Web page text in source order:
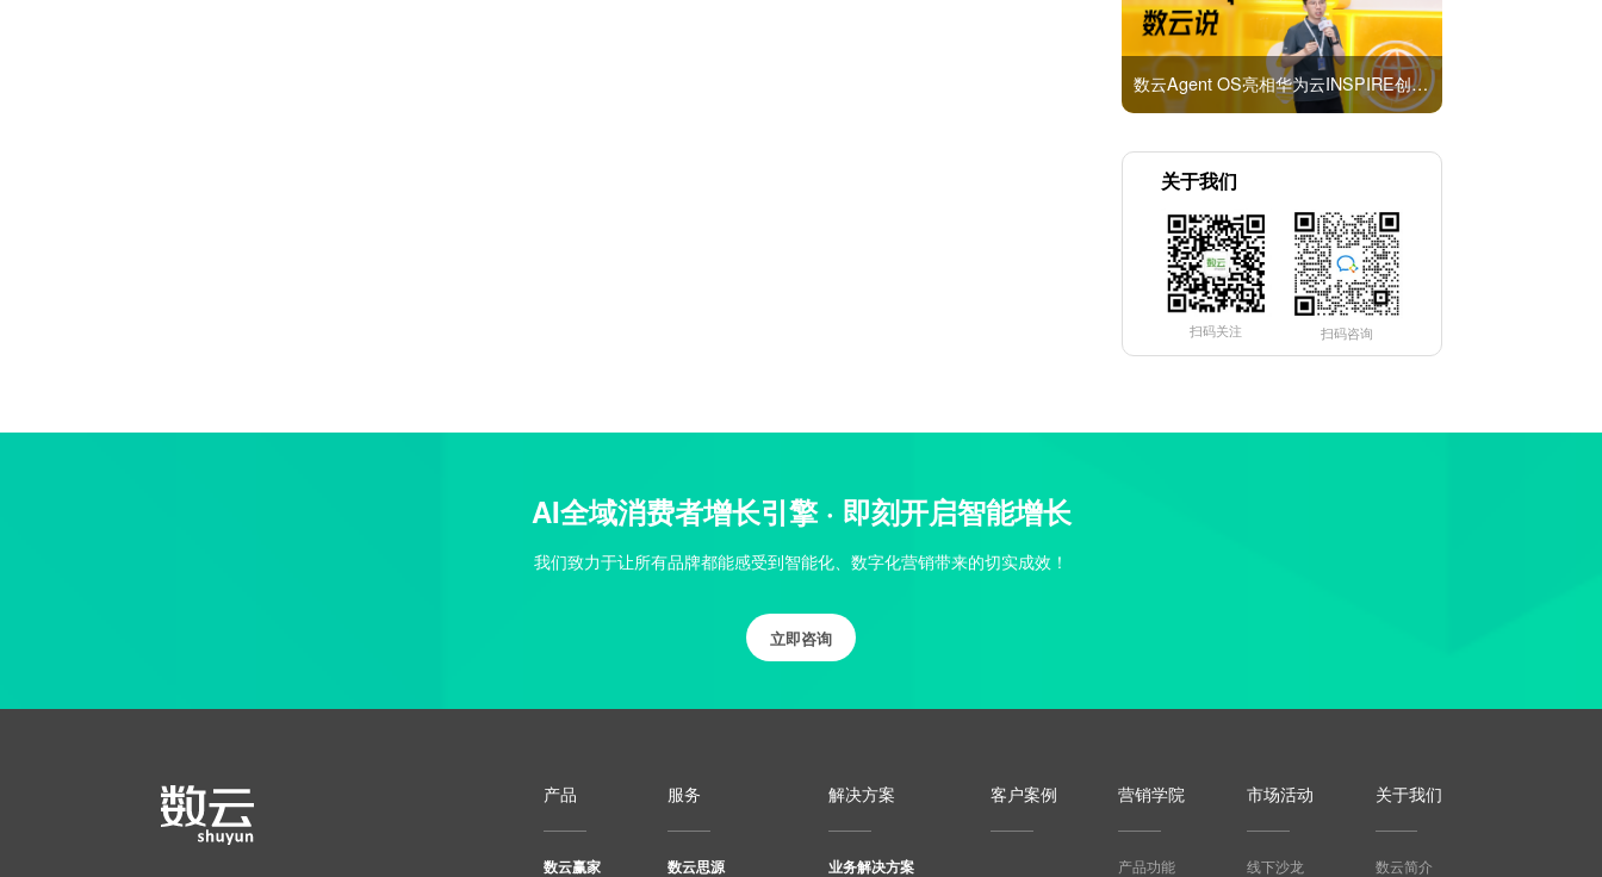
数云Agent OS亮相华为云INSPIRE创想者大会：以AI重构消费者运营与零售营销新范式
关于我们
扫码关注 扫码咨询
AI全域消费者增长引擎 · 即刻开启智能增长
我们致力于让所有品牌都能感受到智能化、数字化营销带来的切实成效！
立即咨询
产品
数云赢家
服务
数云思源
解决方案
业务解决方案
客户案例 营销学院
产品功能
市场活动
线下沙龙
关于我们
数云简介